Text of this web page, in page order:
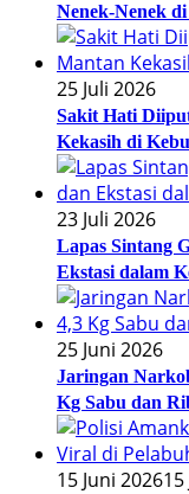
Nenek-Nenek
25 Juli 2026
Sakit Hati
Kekasih di
23 Juli 2026
Lapas Sintang
Ekstasi dalam
25 Juni 2026
Jaringan
Kg Sabu dan
15 Juni 2026